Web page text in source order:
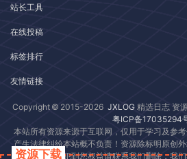
资源下载
站长工具
在线投稿
标签排行
友情链接
Copyright © 2015-2026 JXLOG 精选日志 资
粤ICP备17035294
本站所有资源来源于互联网，仅用于学习及参
产生法律纠纷本站概不负责！资源除标明原创
者所有，若侵犯到您权益请联系我们删除，我